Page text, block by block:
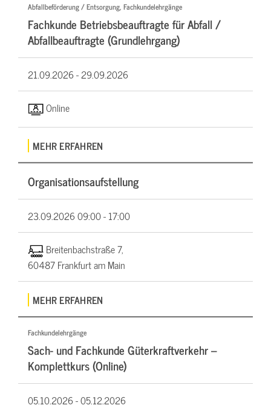
Abfallbeförderung / Entsorgung, Fachkundelehrgänge
Fachkunde Betriebsbeauftragte für Abfall /
Abfallbeauftragte (Grundlehrgang)
21.09.2026 -29.09.2026
Online
MEHR ERFAHREN
Organisationsaufstellung
23.09.202609:00 - 17:00
Breitenbachstraße 7,
60487 Frankfurt am Main
MEHR ERFAHREN
Fachkundelehrgänge
Sach- und Fachkunde Güterkraftverkehr –
Komplettkurs (Online)
05.10.2026 -05.12.2026